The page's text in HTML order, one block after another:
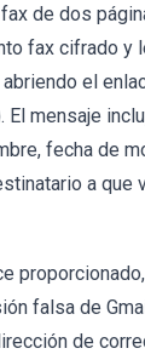
de dos
fax cifrado y
el
El mensaje
fecha de
a que
falsa de
de